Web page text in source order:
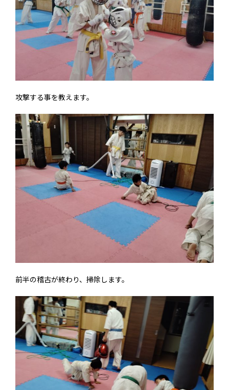
攻撃する事を教えます。
前半の稽古が終わり、掃除します。